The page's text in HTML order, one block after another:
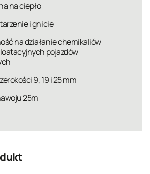
na ciepło
i gnicie
na działanie chemikaliów
pojazdów
9, 19 i 25 mm
25m